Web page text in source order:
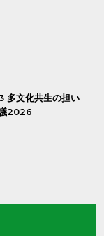
多文化共生の担い
2026